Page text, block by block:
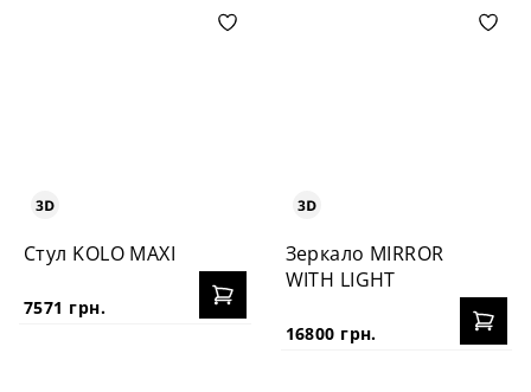
Стул KOLO MAXI
7571 грн.
Зеркало MIRROR
WITH LIGHT
16800 грн.